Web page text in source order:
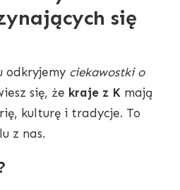
się
odkryjemy ciekawostki o
się, że kraje z K mają
kulturę i tradycje. To
z nas.